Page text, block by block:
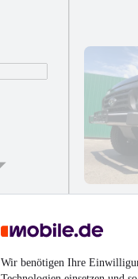
Wir benötigen Ihre